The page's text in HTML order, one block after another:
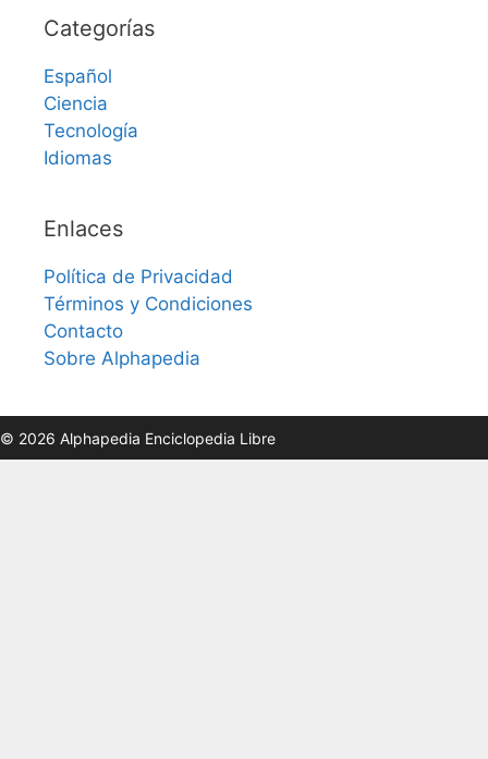
Categorías
Español
Ciencia
Tecnología
Idiomas
Enlaces
Política de Privacidad
Términos y Condiciones
Contacto
Sobre Alphapedia